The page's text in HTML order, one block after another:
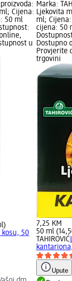
Cijena:
50 ml
u
kosu, 50
Marka:
Ljekovita
ml;
cijena: 50
Dostupno
Provjerite
trgovini
7,25 KM
50 ml
TAHIROVIĆ
Upute